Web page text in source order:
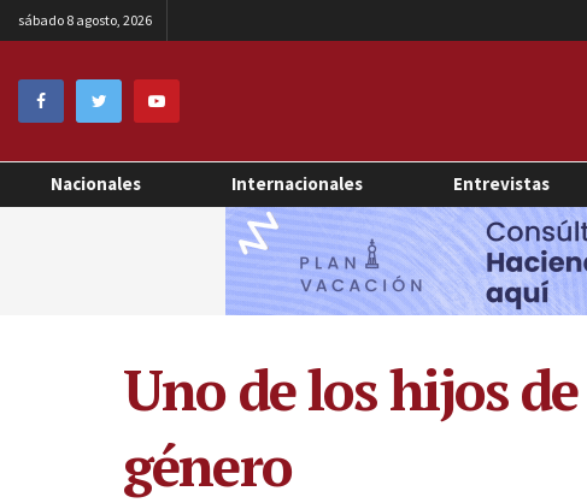
sábado 8 agosto, 2026
Nacionales Internacionales Entrevistas
Uno de los hijos
género